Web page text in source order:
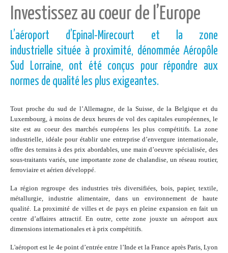
Investissez au coeur de l’Europe
L’aéroport d’Epinal-Mirecourt et la zone
industrielle située à proximité, dénommée Aéropôle
Sud Lorraine, ont été conçus pour répondre aux
normes de qualité les plus exigeantes.
Tout proche du sud de l’Allemagne, de la Suisse, de la Belgique et du
Luxembourg, à moins de deux heures de vol des capitales européennes, le
site est au coeur des marchés européens les plus compétitifs. La zone
industrielle, idéale pour établir une entreprise d’envergure internationale,
offre des terrains à des prix abordables, une main d’oeuvre spécialisée, des
sous-traitants variés, une importante zone de chalandise, un réseau routier,
ferroviaire et aérien développé.
La région regroupe des industries très diversifiées, bois, papier, textile,
métallurgie, industrie alimentaire, dans un environnement de haute
qualité. La proximité de villes et de pays en pleine expansion en fait un
centre d’affaires attractif. En outre, cette zone jouxte un aéroport aux
dimensions internationales et à prix compétitifs.
L'aéroport est le 4e point d’entrée entre l’Inde et la France après Paris, Lyon